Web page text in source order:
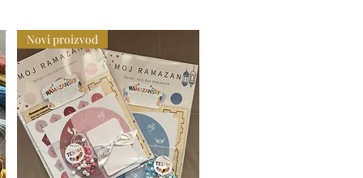
Novi proizvod